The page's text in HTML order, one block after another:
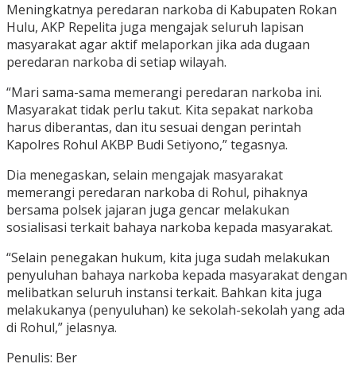
Meningkatnya peredaran narkoba di Kabupaten Rokan
Hulu, AKP Repelita juga mengajak seluruh lapisan
masyarakat agar aktif melaporkan jika ada dugaan
peredaran narkoba di setiap wilayah.
“Mari sama-sama memerangi peredaran narkoba ini.
Masyarakat tidak perlu takut. Kita sepakat narkoba
harus diberantas, dan itu sesuai dengan perintah
Kapolres Rohul AKBP Budi Setiyono,” tegasnya.
Dia menegaskan, selain mengajak masyarakat
memerangi peredaran narkoba di Rohul, pihaknya
bersama polsek jajaran juga gencar melakukan
sosialisasi terkait bahaya narkoba kepada masyarakat.
“Selain penegakan hukum, kita juga sudah melakukan
penyuluhan bahaya narkoba kepada masyarakat dengan
melibatkan seluruh instansi terkait. Bahkan kita juga
melakukanya (penyuluhan) ke sekolah-sekolah yang ada
di Rohul,” jelasnya.
Penulis: Ber